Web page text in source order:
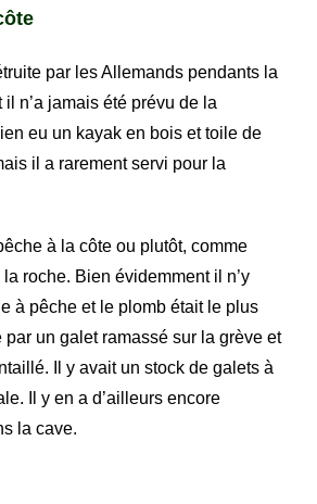
par les Allemands pendants la
n’a jamais été prévu de la
eu un kayak en bois et toile de
il a rarement servi pour la
à la côte ou plutôt, comme
roche. Bien évidemment il n’y
à pêche et le plomb était le plus
par un galet ramassé sur la grève et
Il y avait un stock de galets à
Il y en a d’ailleurs encore
la cave.